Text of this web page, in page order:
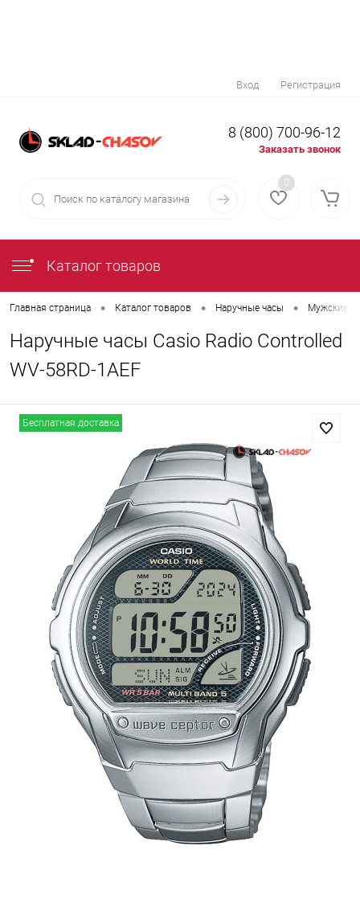
Вход Регистрация
8 (800) 700-96-12
Заказать звонок
0
Каталог товаров
Главная страница • Каталог товаров • Наручные часы • Мужские
Наручные часы Casio Radio Controlled
WV-58RD-1AEF
Бесплатная доставка